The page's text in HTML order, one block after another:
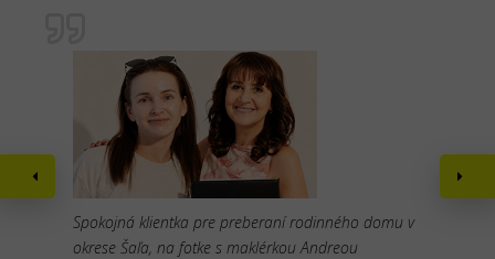
Spokojná klientka pre preberaní rodinného domu v
okrese Šaľa, na fotke s maklérkou Andreou